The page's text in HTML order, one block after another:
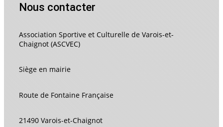
Nous contacter
Association Sportive et Culturelle de Varois-et-
Chaignot (ASCVEC)
Siège en mairie
Route de Fontaine Française
21490 Varois-et-Chaignot